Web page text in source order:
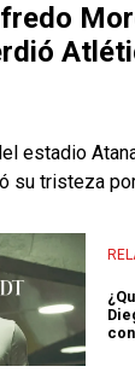
estadio
su tristeza